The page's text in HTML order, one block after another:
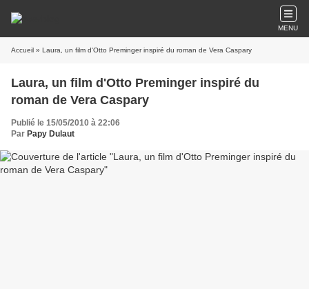
MENU
Accueil » Laura, un film d'Otto Preminger inspiré du roman de Vera Caspary
Laura, un film d'Otto Preminger inspiré du
roman de Vera Caspary
Publié le 15/05/2010 à 22:06
Par Papy Dulaut